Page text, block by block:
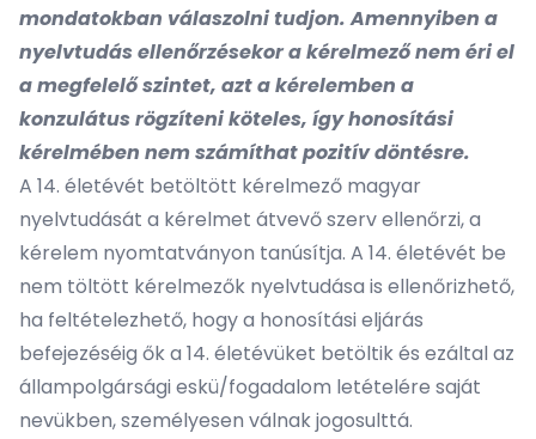
mondatokban válaszolni tudjon. Amennyiben a
nyelvtudás ellenőrzésekor a kérelmező nem éri el
a megfelelő szintet, azt a kérelemben a
konzulátus rögzíteni köteles, így honosítási
kérelmében nem számíthat pozitív döntésre.
A 14. életévét betöltött kérelmező magyar
nyelvtudását a kérelmet átvevő szerv ellenőrzi, a
kérelem nyomtatványon tanúsítja. A 14. életévét be
nem töltött kérelmezők nyelvtudása is ellenőrizhető,
ha feltételezhető, hogy a honosítási eljárás
befejezéséig ők a 14. életévüket betöltik és ezáltal az
állampolgársági eskü/fogadalom letételére saját
nevükben, személyesen válnak jogosulttá.